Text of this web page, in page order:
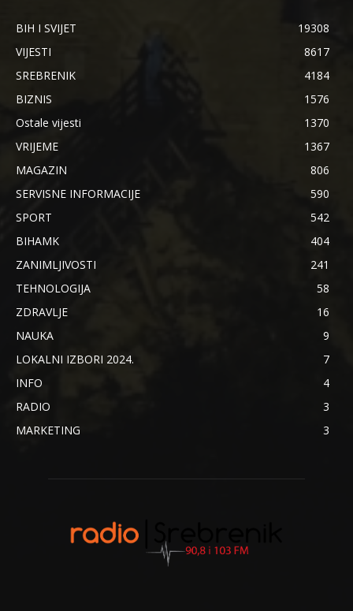
BIH I SVIJET
19308
VIJESTI
8617
SREBRENIK
4184
BIZNIS
1576
Ostale vijesti
1370
VRIJEME
1367
MAGAZIN
806
SERVISNE INFORMACIJE
590
SPORT
542
BIHAMK
404
ZANIMLJIVOSTI
241
TEHNOLOGIJA
58
ZDRAVLJE
16
NAUKA
9
LOKALNI IZBORI 2024.
7
INFO
4
RADIO
3
MARKETING
3